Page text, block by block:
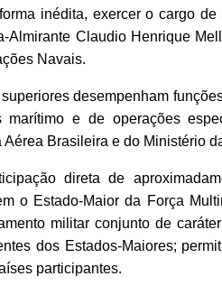
inédita, exercer o cargo
Almirante Claudio Henrique
Navais.
desempenham
marítimo e de operações
Aérea Brasileira e do Ministério
direta de
o Estado-Maior da Força
militar conjunto de
dos Estados-Maiores;
participantes.